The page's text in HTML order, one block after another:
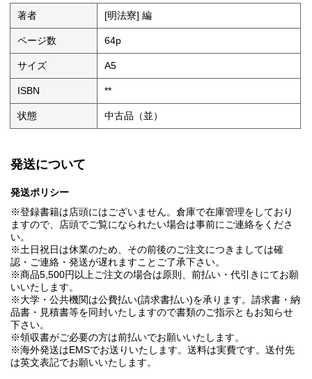
著者 [明法寮] 編
ページ数 64p
サイズ A5
ISBN **
状態 中古品（並）
発送について
発送ポリシー
※登録書籍は店頭にはございません。倉庫で在庫管理をしており
ますので、店頭でご覧になられたい場合は事前にご連絡をくださ
い。
※土日祝日は休業のため、その前後のご注文につきましては確
認・ご連絡・発送が遅れますことご了承下さい。
※商品5,500円以上ご注文の場合は原則、前払い・代引きにてお願
いいたします。
※大学・公共機関は公費払い(請求書払い)を承ります。請求書・納
品書・見積書等を同封いたしますので書類のご指示ともお知らせ
下さい。
※領収書がご必要の方は前払いでお願いいたします。
※海外発送はEMSでお送りいたします。送料は実費です。送付先
は英文表記でお願いいたします。